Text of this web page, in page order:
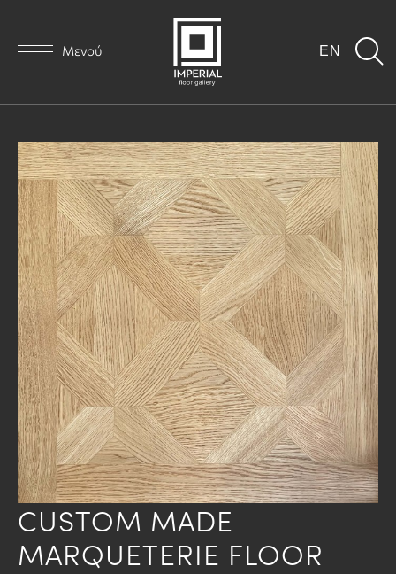
Μενού EN
CUSTOM MADE
MARQUETERIE FLOOR